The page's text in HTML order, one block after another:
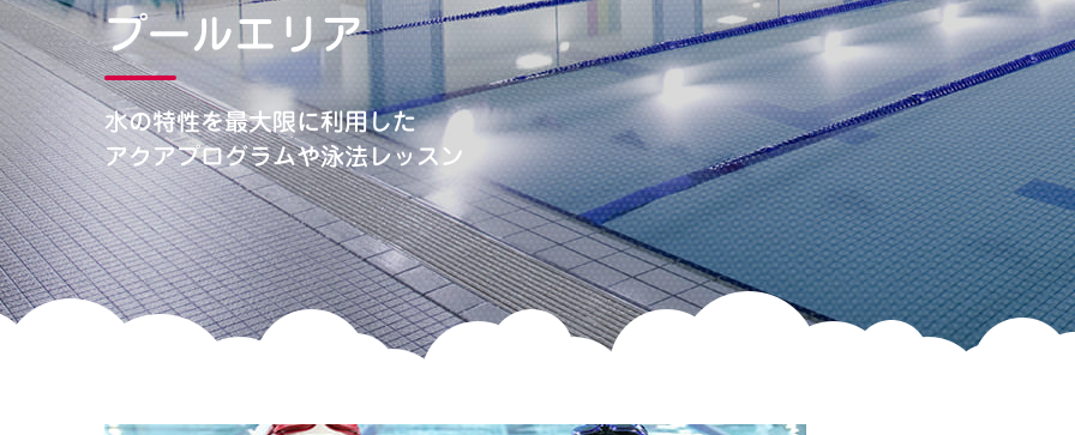
プールエリア
水の特性を最大限に利用した
アクアプログラムや泳法レッスン